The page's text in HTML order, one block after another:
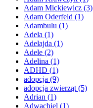
Adam Mickiewicz (3)
Adam Oderfeld (1)
Adambulu (1)
Adela (1)
Adelajda (1)
Adele (2)
Adelina (1)
ADHD (1)
adopcja (9)
adopcja zwierząt (5)
Adrian (1)
Adwachiel (1)